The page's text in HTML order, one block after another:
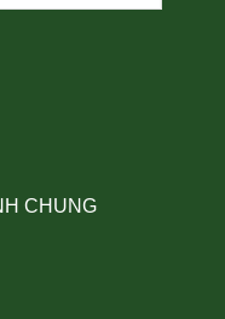
CHUNG